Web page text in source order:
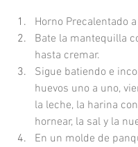
Horno Precalentado
Bate la mantequilla
hasta cremar.
Sigue batiendo e
huevos uno a uno,
la leche, la harina
hornear, la sal y la
En un molde de